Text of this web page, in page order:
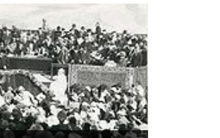
פלוני
שלום
איתן